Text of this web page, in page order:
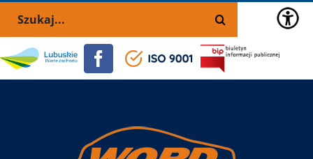
zawartości
selected
Portal
lubuskie.pl
FacebookISO
9001